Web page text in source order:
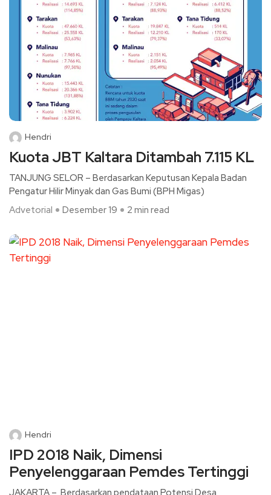
Hendri
Kuota JBT Kaltara Ditambah 7.115 KL
TANJUNG SELOR – Berdasarkan Keputusan Kepala Badan
Pengatur Hilir Minyak dan Gas Bumi (BPH Migas)
Advetorial
Desember 19 2 min read
Hendri
IPD 2018 Naik, Dimensi
Penyelenggaraan Pemdes Tertinggi
JAKARTA – Berdasarkan pendataan Potensi Desa